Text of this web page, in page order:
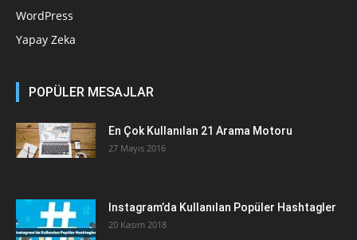
WordPress
Yapay Zeka
POPÜLER MESAJLAR
En Çok Kullanılan 21 Arama Motoru
27 Mayıs 2016
Instagram’da Kullanılan Popüler Hashtagler
20 Kasım 2018